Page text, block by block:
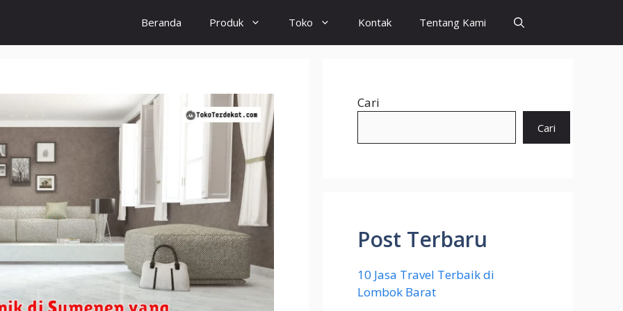
Beranda Produk Toko Kontak Tentang Kami
Cari
Cari
Post Terbaru
10 Jasa Travel Terbaik di
Lombok Barat